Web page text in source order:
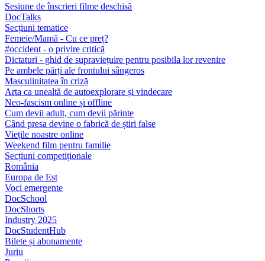
Sesiune de înscrieri filme deschisă
DocTalks
Secțiuni tematice
Femeie/Mamă - Cu ce preț?
#occident - o privire critică
Dictaturi - ghid de supraviețuire pentru posibila lor revenire
Pe ambele părți ale frontului sângeros
Masculinitatea în criză
Arta ca unealtă de autoexplorare și vindecare
Neo-fascism online și offline
Cum devii adult, cum devii părinte
Când presa devine o fabrică de știri false
Viețile noastre online
Weekend film pentru familie
Secțiuni competiționale
România
Europa de Est
Voci emergente
DocSchool
DocShorts
Industry 2025
DocStudentHub
Bilete și abonamente
Juriu